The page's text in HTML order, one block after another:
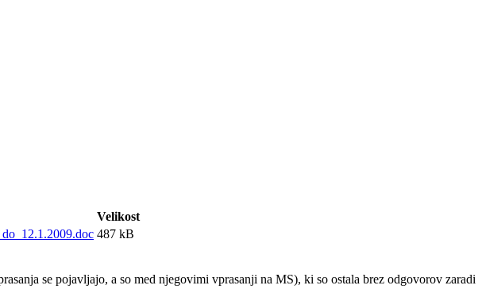
Velikost
487 kB
se pojavljajo, a so med njegovimi vprasanji na MS), ki so ostala brez odgovorov zaradi